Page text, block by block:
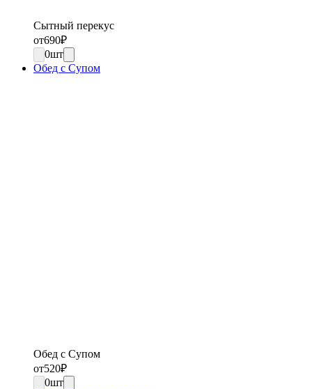
Сытный перекус
от690₽
0шт
Обед с Супом
Обед с Супом
от520₽
0шт